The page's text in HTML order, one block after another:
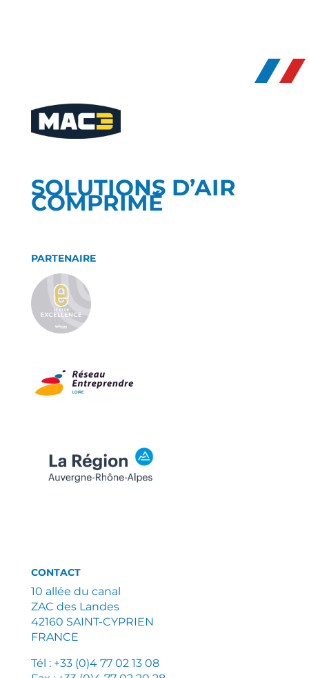
SOLUTIONS D’AIR
COMPRIMÉ
PARTENAIRE
CONTACT
10 allée du canal
ZAC des Landes
42160 SAINT-CYPRIEN
FRANCE
Tél : +33 (0)4 77 02 13 08